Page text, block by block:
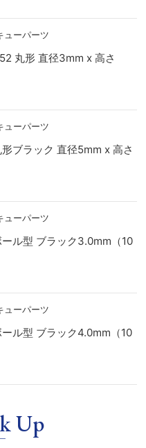
ューパーツ
丸形 直径3mm x 高さ
ューパーツ
ブラック 直径5mm x 高さ
ューパーツ
ル型 ブラック3.0mm（10
ューパーツ
ル型 ブラック4.0mm（10
Up